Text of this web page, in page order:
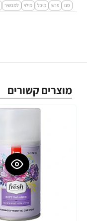
סנו פרש מיכל מילוי למכשיר
מוצרים קשורים